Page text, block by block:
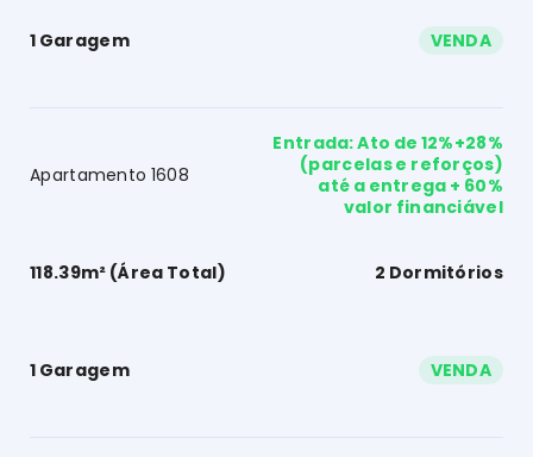
1 Garagem VENDA
Apartamento 1608
118.39m² (Área Total) 2 Dormitórios
1 Garagem
Entrada: Ato de 12%+28%
(parcelas e reforços)
até a entrega + 60%
valor financiável
VENDA